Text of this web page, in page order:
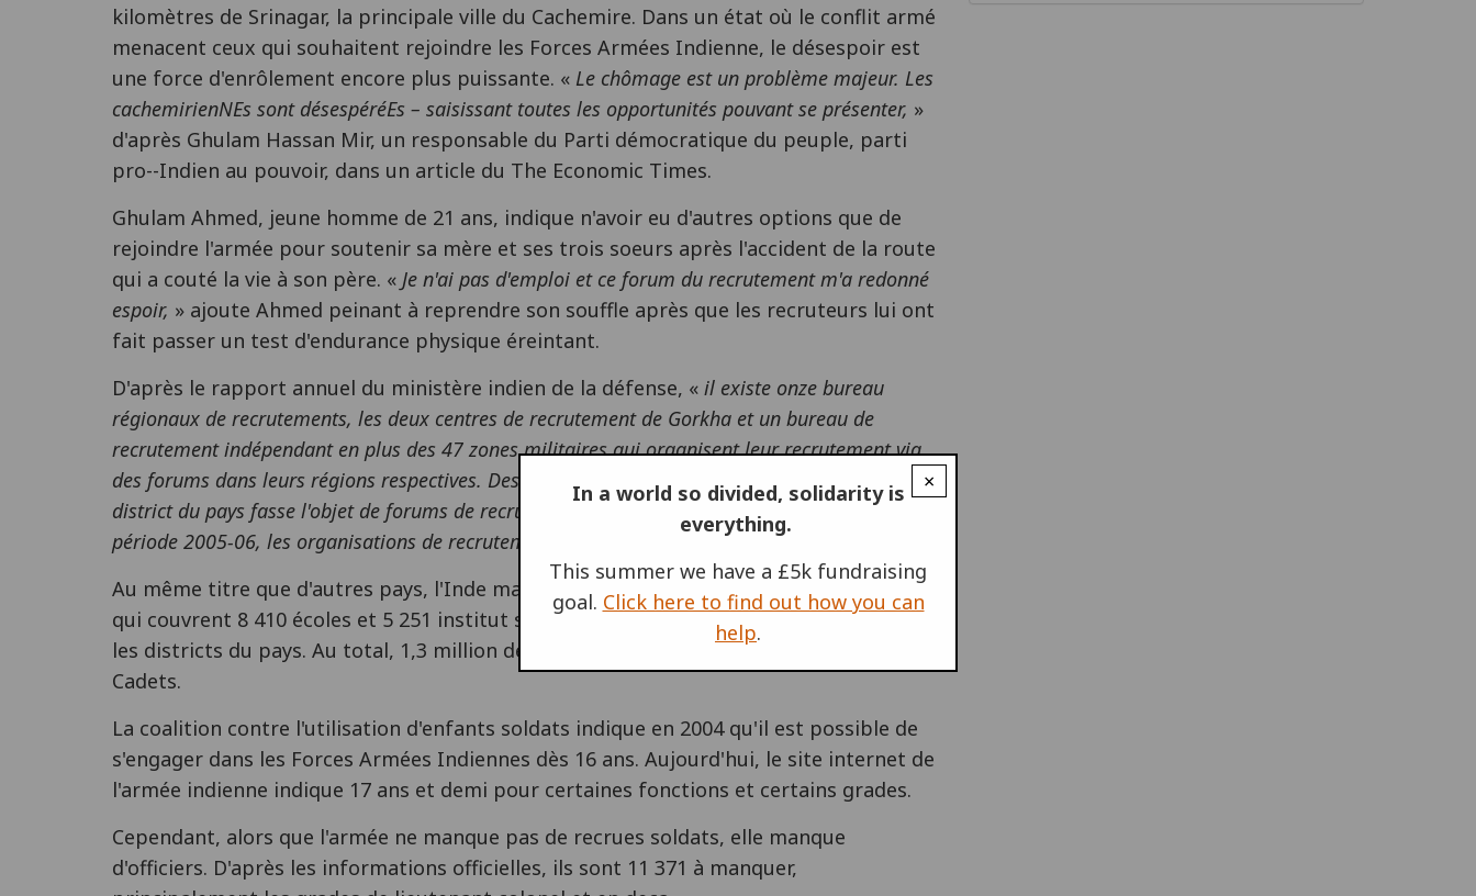
kilomètres de Srinagar, la principale ville du Cachemire. Dans un état où le conflit armé
menacent ceux qui souhaitent rejoindre les Forces Armées Indienne, le désespoir est
une force d'enrôlement encore plus puissante. « Le chômage est un problème majeur. Les
cachemirienNEs sont désespéréEs – saisissant toutes les opportunités pouvant se présenter, »
d'après Ghulam Hassan Mir, un responsable du Parti démocratique du peuple, parti
pro--Indien au pouvoir, dans un article du The Economic Times.
Ghulam Ahmed, jeune homme de 21 ans, indique n'avoir eu d'autres options que de
rejoindre l'armée pour soutenir sa mère et ses trois soeurs après l'accident de la route
qui a couté la vie à son père. « Je n'ai pas d'emploi et ce forum du recrutement m'a redonné
espoir, » ajoute Ahmed peinant à reprendre son souffle après que les recruteurs lui ont
fait passer un test d'endurance physique éreintant.
D'après le rapport annuel du ministère indien de la défense, « il existe onze bureau
régionaux de recrutements, les deux centres de recrutement de Gorkha et un bureau de
recrutement indépendant en plus des 47 zones militaires qui organisent leur recrutement via
des forums dans leurs régions respectives. Des effort sont mis en oeuvre pour que chaque
district du pays fasse l'objet de forums de recrutement au moins une fois l'an. Durant la
période 2005-06, les organisations de recrutement ont enrôlées 27 911 unités dans l'Armée.
Au même titre que d'autres pays, l'Inde maintient aussi un Corps National des Cadets,
qui couvrent 8 410 écoles et 5 251 institut supérieurs de formation dans presque tous
les districts du pays. Au total, 1,3 million de jeunes Indiens participent au Corps des
Cadets.
La coalition contre l'utilisation d'enfants soldats indique en 2004 qu'il est possible de
s'engager dans les Forces Armées Indiennes dès 16 ans. Aujourd'hui, le site internet de
l'armée indienne indique 17 ans et demi pour certaines fonctions et certains grades.
Cependant, alors que l'armée ne manque pas de recrues soldats, elle manque
d'officiers. D'après les informations officielles, ils sont 11 371 à manquer,
×
In a world so divided, solidarity is
everything.
This summer we have a £5k fundraising
goal. Click here to find out how you can
help.